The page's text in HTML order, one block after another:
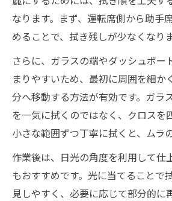
なります。まず、運転席側から助手
めることで、拭き残しが少なくなりま
さらに、ガラスの端やダッシュボー
まりやすいため、最初に周囲を細か
分へ移動する方法が有効です。ガラ
を一気に拭くのではなく、クロスを
小さな範囲ずつ丁寧に拭くと、ムラ
作業後は、日光の角度を利用して仕
もおすすめです。光に当てることで
見しやすく、必要に応じて部分的に